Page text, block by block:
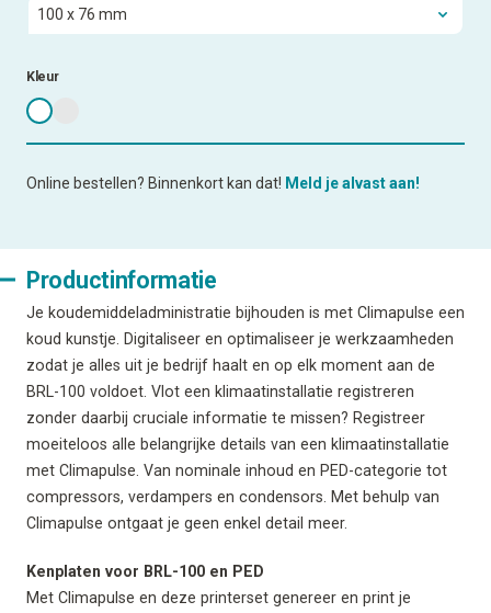
Kleur
Online bestellen? Binnenkort kan dat! Meld je alvast aan!
Productinformatie
Je koudemiddeladministratie bijhouden is met Climapulse een
koud kunstje. Digitaliseer en optimaliseer je werkzaamheden
zodat je alles uit je bedrijf haalt en op elk moment aan de
BRL-100 voldoet. Vlot een klimaatinstallatie registreren
zonder daarbij cruciale informatie te missen? Registreer
moeiteloos alle belangrijke details van een klimaatinstallatie
met Climapulse. Van nominale inhoud en PED-categorie tot
compressors, verdampers en condensors. Met behulp van
Climapulse ontgaat je geen enkel detail meer.
Kenplaten voor BRL-100 en PED
Met Climapulse en deze printerset genereer en print je